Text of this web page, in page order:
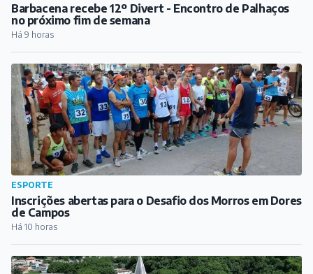
Barbacena recebe 12º Divert - Encontro de Palhaços
no próximo fim de semana
Há 9 horas
ESPORTE
Inscrições abertas para o Desafio dos Morros em Dores
de Campos
Há 10 horas